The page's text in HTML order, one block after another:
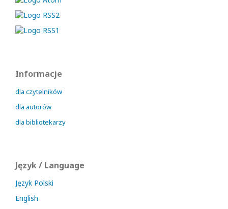
Informacje
dla czytelników
dla autorów
dla bibliotekarzy
Język / Language
Język Polski
English